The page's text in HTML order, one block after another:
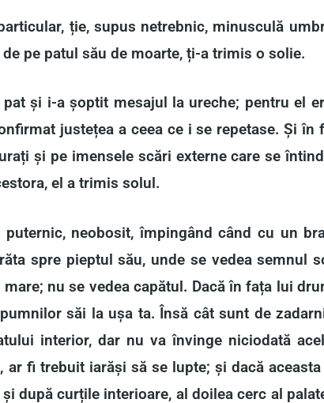
ție, supus netrebnic, minusculă
pe patul său de moarte, ți-a trimis o solie.
și i-a șoptit mesajul la ureche; pentru el
justețea a ceea ce i se repetase. Și
și pe imensele scări externe care se
el a trimis solul.
neobosit, împingând când cu un
spre pieptul său, unde se vedea semnul
nu se vedea capătul. Dacă în fața lui
săi la ușa ta. Însă cât sunt de
interior, dar nu va învinge niciodată
fi trebuit iarăși să se lupte; și dacă
după curțile interioare, al doilea cerc al